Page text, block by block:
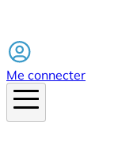
Me connecter